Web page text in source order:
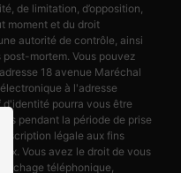
de limitation, d’opposition,
moment et du droit
autorité de contrôle, ainsi
post-mortem. Vous pouvez
18 avenue Maréchal
à l'adresse
pourra vous être
pendant la période de prise
légale aux fins
Vous avez le droit de vous
téléphonique,